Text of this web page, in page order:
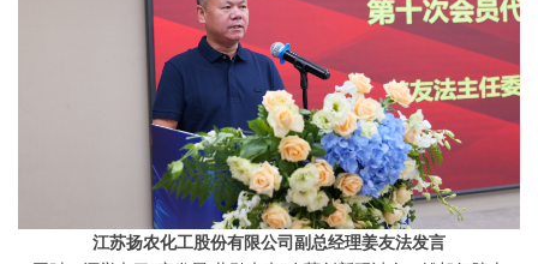
江苏扬农化工股份有限公司副总经理姜友法发言